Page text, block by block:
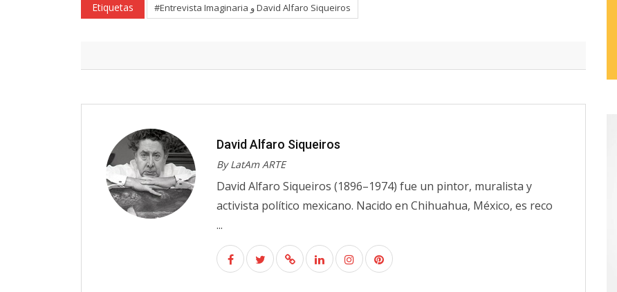
Etiquetas #Entrevista Imaginaria و David Alfaro Siqueiros
David Alfaro Siqueiros
By LatAm ARTE
David Alfaro Siqueiros (1896–1974) fue un pintor, muralista y
activista político mexicano. Nacido en Chihuahua, México, es reco
...